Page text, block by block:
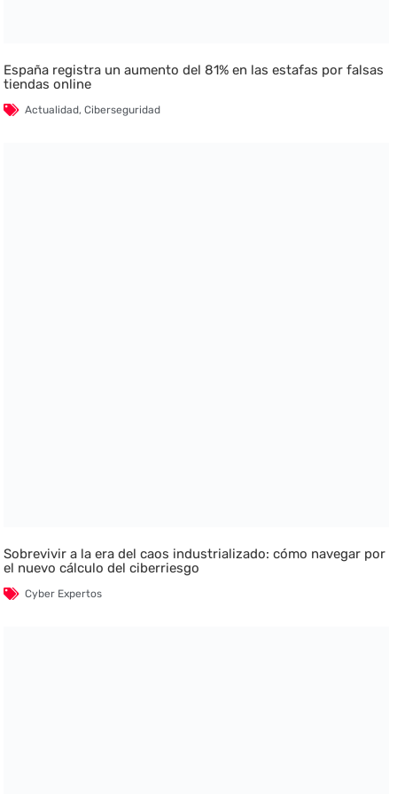
España registra un aumento del 81% en las estafas por falsas
tiendas online
Actualidad,Ciberseguridad
Sobrevivir a la era del caos industrializado: cómo navegar por
el nuevo cálculo del ciberriesgo
Cyber Expertos